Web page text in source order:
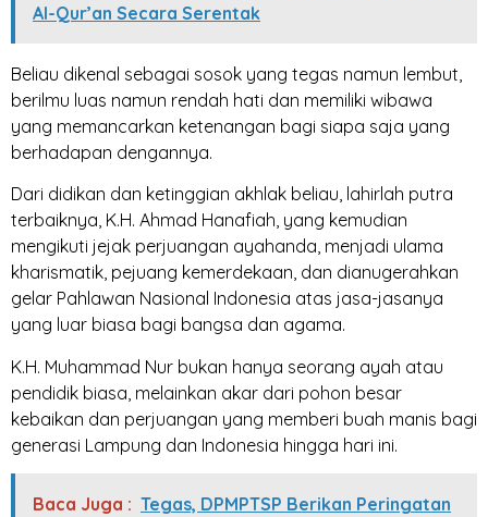
Al-Qur’an Secara Serentak
Beliau dikenal sebagai sosok yang tegas namun lembut,
berilmu luas namun rendah hati dan memiliki wibawa
yang memancarkan ketenangan bagi siapa saja yang
berhadapan dengannya.
Dari didikan dan ketinggian akhlak beliau, lahirlah putra
terbaiknya, K.H. Ahmad Hanafiah, yang kemudian
mengikuti jejak perjuangan ayahanda, menjadi ulama
kharismatik, pejuang kemerdekaan, dan dianugerahkan
gelar Pahlawan Nasional Indonesia atas jasa-jasanya
yang luar biasa bagi bangsa dan agama.
K.H. Muhammad Nur bukan hanya seorang ayah atau
pendidik biasa, melainkan akar dari pohon besar
kebaikan dan perjuangan yang memberi buah manis bagi
generasi Lampung dan Indonesia hingga hari ini.
Baca Juga : Tegas, DPMPTSP Berikan Peringatan